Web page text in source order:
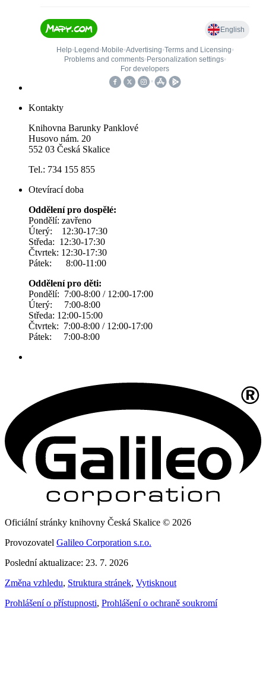
Kontakty
Knihovna Barunky Panklové
Husovo nám. 20
552 03 Česká Skalice
Tel.: 734 155 855
Otevírací doba
Oddělení pro dospělé:
Pondělí: zavřeno
Úterý: 12:30-17:30
Středa: 12:30-17:30
Čtvrtek: 12:30-17:30
Pátek: 8:00-11:00
Oddělení pro děti:
Pondělí: 7:00-8:00 / 12:00-17:00
Úterý: 7:00-8:00
Středa: 12:00-15:00
Čtvrtek: 7:00-8:00 / 12:00-17:00
Pátek: 7:00-8:00
Oficiální stránky knihovny Česká Skalice © 2026
Provozovatel Galileo Corporation s.r.o.
Poslední aktualizace: 23. 7. 2026
Změna vzhledu, Struktura stránek, Vytisknout
Prohlášení o přístupnosti, Prohlášení o ochraně soukromí